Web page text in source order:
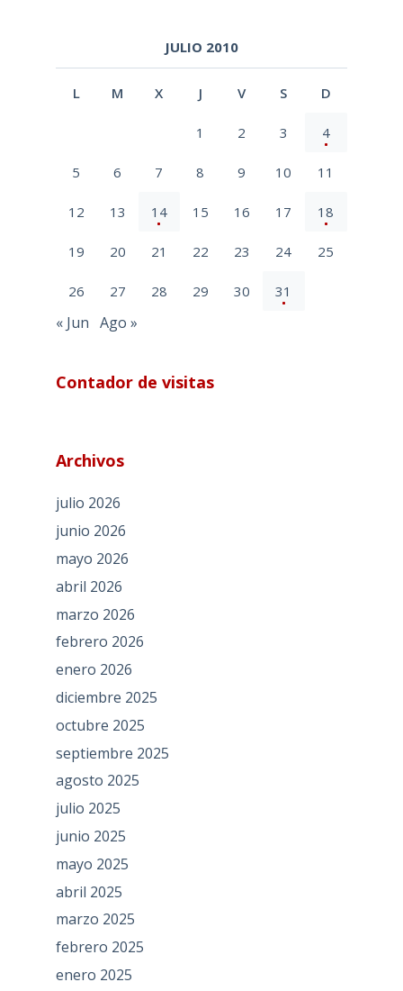
JULIO 2010
L M X J V S D
1 2 3 4
5 6 7 8 9 10 11
12 13 14 15 16 17 18
19 20 21 22 23 24 25
26 27 28 29 30 31
« Jun Ago »
Contador de visitas
Archivos
julio 2026
junio 2026
mayo 2026
abril 2026
marzo 2026
febrero 2026
enero 2026
diciembre 2025
octubre 2025
septiembre 2025
agosto 2025
julio 2025
junio 2025
mayo 2025
abril 2025
marzo 2025
febrero 2025
enero 2025